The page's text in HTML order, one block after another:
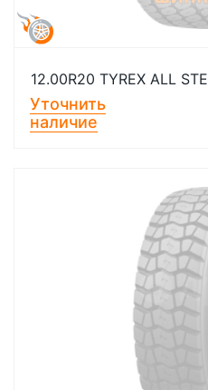
12.00R20 TYREX ALL
Уточнить
наличие